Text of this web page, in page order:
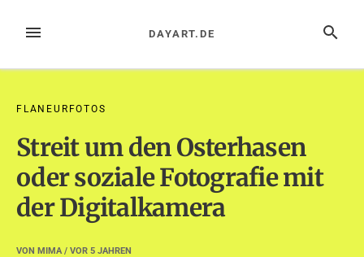
InhaltMENÜ SUCHE
DAYART.DE
FLANEURFOTOS
Streit um den Osterhasen
oder soziale Fotografie mit
der Digitalkamera
VON MIMA/ VOR 5 JAHREN